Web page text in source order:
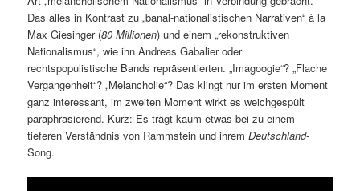
Das alles in Kontrast zu „banal-nationalistischen Narrativen“ à la
Max Giesinger (80 Millionen) und einem „rekonstruktiven
Nationalismus“, wie ihn Andreas Gabalier oder
rechtspopulistische Bands repräsentierten. „Imagoogie“? „Flache
Vergangenheit“? „Melancholie“? Das klingt nur im ersten Moment
ganz interessant, im zweiten Moment wirkt es weichgespült
paraphrasierend. Kurz: Es trägt kaum etwas bei zu einem
tieferen Verständnis von Rammstein und ihremDeutschland-
Song.